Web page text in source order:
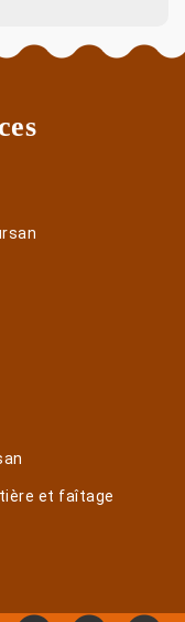
et faîtage